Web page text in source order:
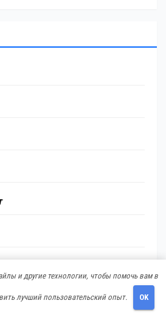
и другие технологии, чтобы помочь вам в
лучший пользовательский опыт. OK